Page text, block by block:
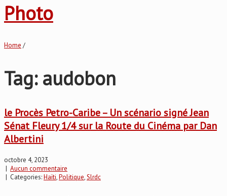
Photo
Home /
Tag: audobon
le Procès Petro-Caribe – Un scénario signé Jean
Sénat Fleury 1/4 sur la Route du Cinéma par Dan
Albertini
octobre 4, 2023
| Aucun commentaire
| Categories:Haïti,Politique,Slrdc